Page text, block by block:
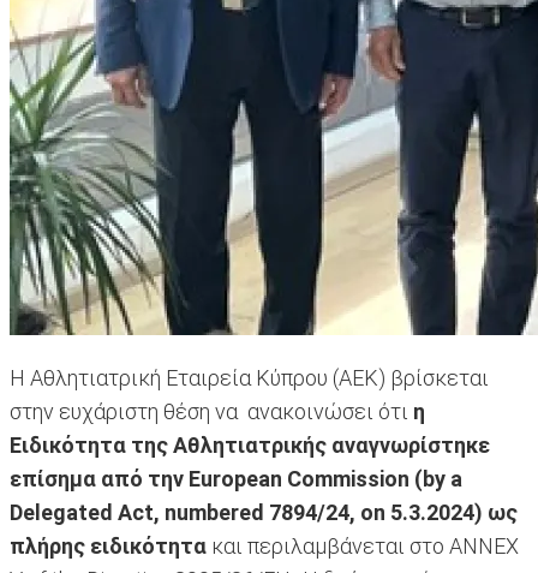
Η Αθλητιατρική Εταιρεία Κύπρου (ΑΕΚ) βρίσκεται
στην ευχάριστη θέση να ανακοινώσει ότι η
Ειδικότητα της Αθλητιατρικής αναγνωρίστηκε
επίσημα από την European Commission (by a
Delegated Act, numbered 7894/24, on 5.3.2024) ως
πλήρης ειδικότητα και περιλαμβάνεται στο ANNEX